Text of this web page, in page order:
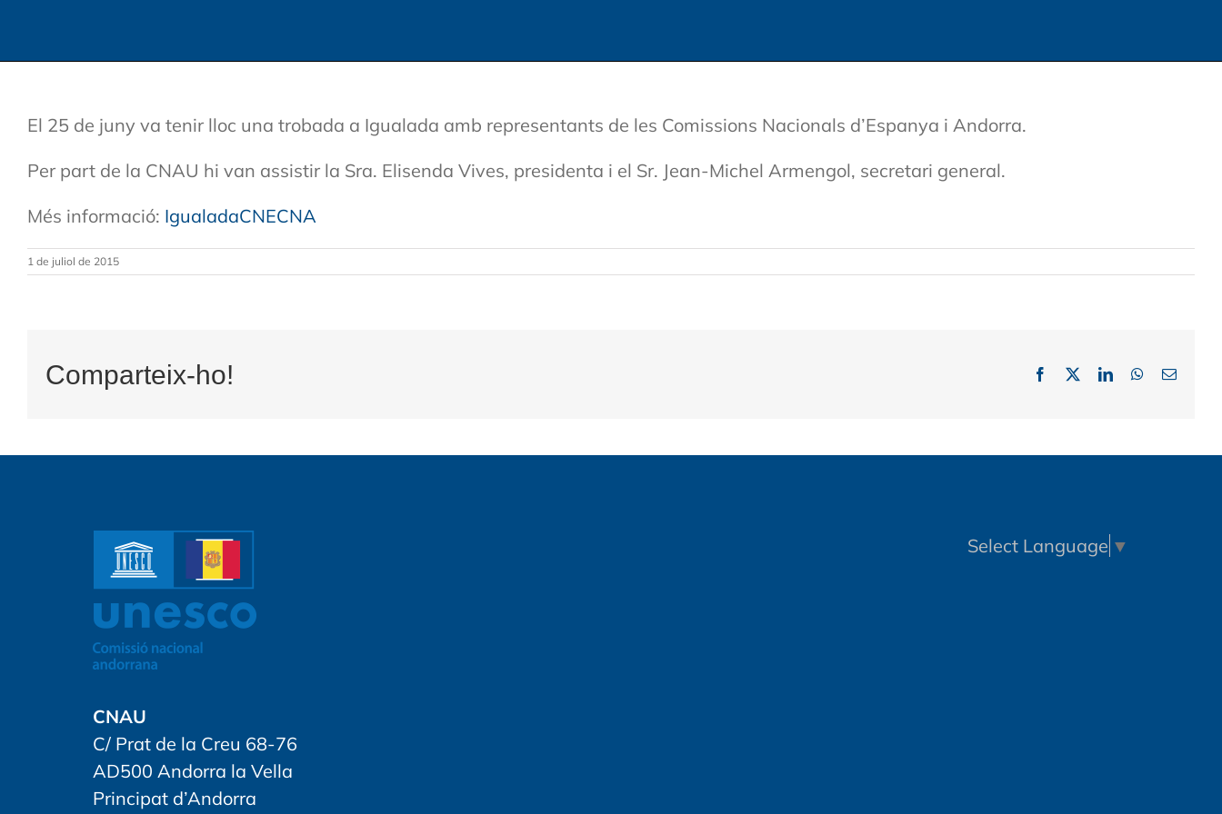
El 25 de juny va tenir lloc una trobada a Igualada amb representants de les Comissions Nacionals d’Espanya i Andorra.
Per part de la CNAU hi van assistir la Sra. Elisenda Vives, presidenta i el Sr. Jean-Michel Armengol, secretari general.
Més informació: IgualadaCNECNA
1 de juliol de 2015
Comparteix-ho! Facebook LinkedInWhatsApp
Email:
CNAU
C/ Prat de la Creu 68-76
AD500 Andorra la Vella
Principat d’Andorra
Select Language ▼